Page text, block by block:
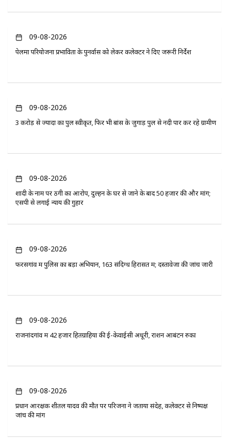
09-08-2026
पेलमा परियोजना प्रभावितों के पुनर्वास को लेकर कलेक्टर ने दिए जरूरी निर्देश
09-08-2026
3 करोड़ से ज्यादा का पुल स्वीकृत, फिर भी बांस के जुगाड़ पुल से नदी पार कर रहे ग्रामीण
09-08-2026
शादी के नाम पर ठगी का आरोप, दुल्हन के घर से जाने के बाद 50 हजार की और मांग;
एसपी से लगाई न्याय की गुहार
09-08-2026
फरसगांव में पुलिस का बड़ा अभियान, 163 संदिग्ध हिरासत में; दस्तावेजों की जांच जारी
09-08-2026
राजनांदगांव में 42 हजार हितग्राहियों की ई-केवाईसी अधूरी, राशन आबंटन रुका
09-08-2026
प्रधान आरक्षक शीतल यादव की मौत पर परिजनों ने जताया संदेह, कलेक्टर से निष्पक्ष
जांच की मांग